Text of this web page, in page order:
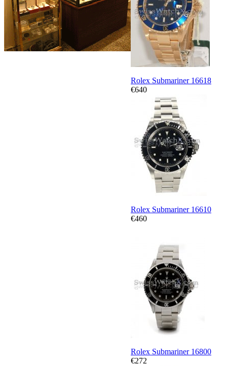
Rolex Submariner 16618
€640
Rolex Submariner 16610
€460
Rolex Submariner 16800
€272